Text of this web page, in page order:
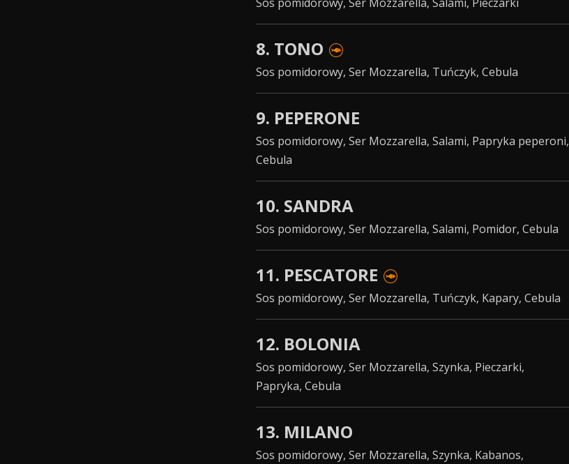
8. TONO
Sos pomidorowy, Ser Mozzarella, Tuńczyk, Cebula
9. PEPERONE
Sos pomidorowy, Ser Mozzarella, Salami, Papryka peperoni,
Cebula
10. SANDRA
Sos pomidorowy, Ser Mozzarella, Salami, Pomidor, Cebula
11. PESCATORE
Sos pomidorowy, Ser Mozzarella, Tuńczyk, Kapary, Cebula
12. BOLONIA
Sos pomidorowy, Ser Mozzarella, Szynka, Pieczarki,
Papryka, Cebula
13. MILANO
Sos pomidorowy, Ser Mozzarella, Szynka, Kabanos,